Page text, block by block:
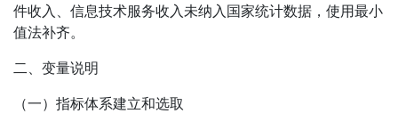
件收入、信息技术服务收入未纳入国家统计数据，使用最小
值法补齐。
二、变量说明
（一）指标体系建立和选取